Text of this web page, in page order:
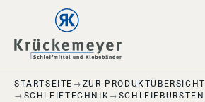
Skip to main navigation
Skip to main content
Skip to page footer
STARTSEITE ZUR PRODUKTÜBERSICHT
SCHLEIFTECHNIK
SCHLEIFBÜRSTEN